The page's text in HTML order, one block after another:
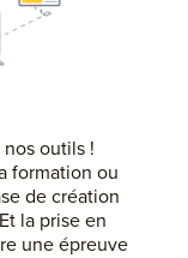
nos outils !
formation ou
de création
la prise en
une épreuve